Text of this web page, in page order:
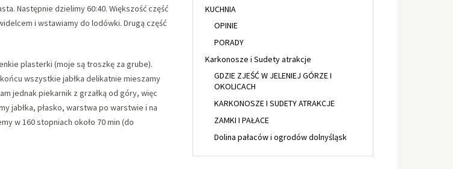
Następnie dzielimy 60:40. Większość część
i wstawiamy do lodówki. Drugą część
plasterki (moje są troszkę za grube).
wszystkie jabłka delikatnie mieszamy
jednak piekarnik z grzałką od góry, więc
jabłka, płasko, warstwa po warstwie i na
w 160 stopniach około 70 min (do
KUCHNIA
OPINIE
PORADY
Karkonosze i Sudety atrakcje
GDZIE ZJEŚĆ W JELENIEJ GÓRZE I
OKOLICACH
KARKONOSZE I SUDETY ATRAKCJE
ZAMKI I PAŁACE
Dolina pałaców i ogrodów dolnyśląsk